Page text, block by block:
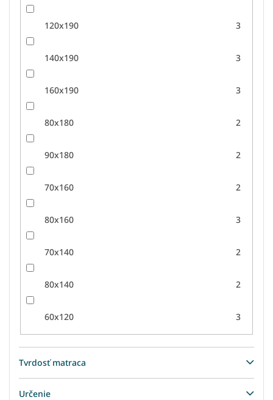
120x190 3
140x190 3
160x190 3
80x180 2
90x180 2
70x160 2
80x160 3
70x140 2
80x140 2
60x120 3
Tvrdosť matraca
Určenie